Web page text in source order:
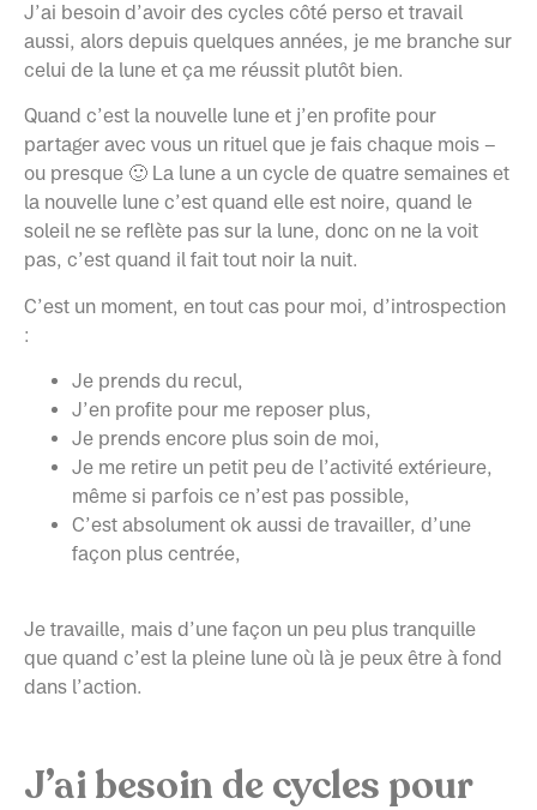
J’ai besoin d’avoir des cycles côté perso et travail
aussi, alors depuis quelques années, je me branche sur
celui de la lune et ça me réussit plutôt bien.
Quand c’est la nouvelle lune et j’en profite pour
partager avec vous un rituel que je fais chaque mois –
ou presque 🙂 La lune a un cycle de quatre semaines et
la nouvelle lune c’est quand elle est noire, quand le
soleil ne se reflète pas sur la lune, donc on ne la voit
pas, c’est quand il fait tout noir la nuit.
C’est un moment, en tout cas pour moi, d’introspection
:
Je prends du recul,
J’en profite pour me reposer plus,
Je prends encore plus soin de moi,
Je me retire un petit peu de l’activité extérieure,
même si parfois ce n’est pas possible,
C’est absolument ok aussi de travailler, d’une
façon plus centrée,
Je travaille, mais d’une façon un peu plus tranquille
que quand c’est la pleine lune où là je peux être à fond
dans l’action.
J’ai besoin de cycles pour